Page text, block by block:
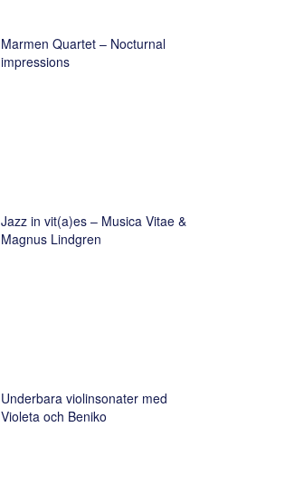
Marmen Quartet – Nocturnal
impressions
Jazz in vit(a)es – Musica Vitae &
Magnus Lindgren
Underbara violinsonater med
Violeta och Beniko